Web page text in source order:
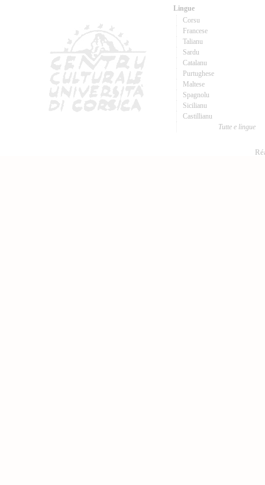
Lingue
Corsu
Francese
Talianu
Sardu
Catalanu
Purtughese
Maltese
Spagnolu
Sicilianu
Castillianu
Tutte e lingue